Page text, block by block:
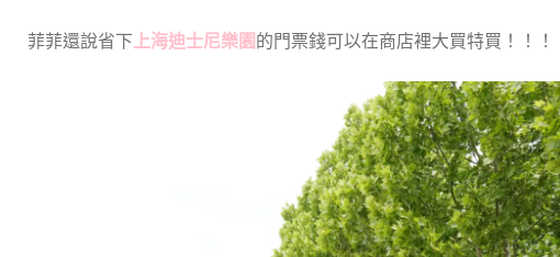
菲菲還說省下 上海迪士尼樂園的門票錢可以在商店裡大買特買！！！